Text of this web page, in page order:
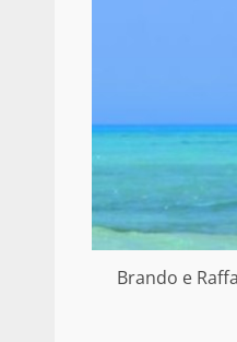
Brando e